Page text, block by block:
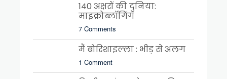
140 अक्षरों की दुनिया:
माइक्रोब्लॉगिंग
7 Comments
मैं बोरिशाइल्ला : भीड़ से अलग
1 Comment